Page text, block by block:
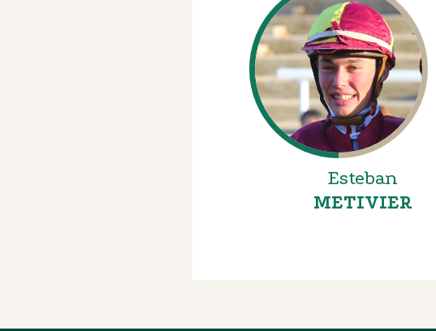
Esteban
METIVIER